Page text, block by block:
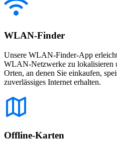
WLAN-Finder
Unsere WLAN-Finder-App
WLAN-Netzwerke zu lokalisieren
Orten, an denen Sie einkaufen,
zuverlässiges Internet erhalten.
Offline-Karten